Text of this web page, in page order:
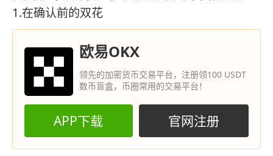
1.在确认前的双花
欧易OKX
领先的加密货币交易平台，注册领100 USDT
数币盲盒，币圈常用的交易平台！
APP下载 官网注册